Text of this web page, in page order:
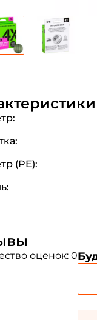
(PE):
оценок: 0